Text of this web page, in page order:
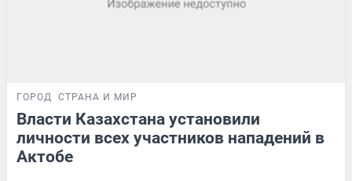
ГОРОД СТРАНА И МИР
Власти Казахстана установили
личности всех участников нападений в
Актобе